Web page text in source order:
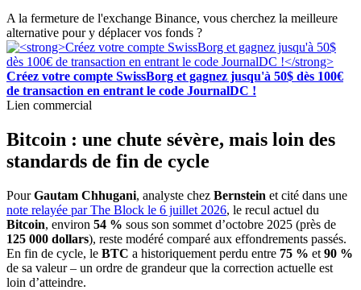
A la fermeture de l'exchange Binance, vous cherchez la meilleure
alternative pour y déplacer vos fonds ?
Créez votre compte SwissBorg et gagnez jusqu'à 50$ dès 100€
de transaction en entrant le code JournalDC !
Lien commercial
Bitcoin : une chute sévère, mais loin des
standards de fin de cycle
PourGautam Chhugani, analyste chez Bernstein et cité dans une
note relayée par The Block le 6 juillet 2026, le recul actuel du
Bitcoin, environ 54 % sous son sommet d’octobre 2025 (près de
125 000 dollars), reste modéré comparé aux effondrements passés.
En fin de cycle, le BTC a historiquement perdu entre 75 % et 90 %
de sa valeur – un ordre de grandeur que la correction actuelle est
loin d’atteindre.